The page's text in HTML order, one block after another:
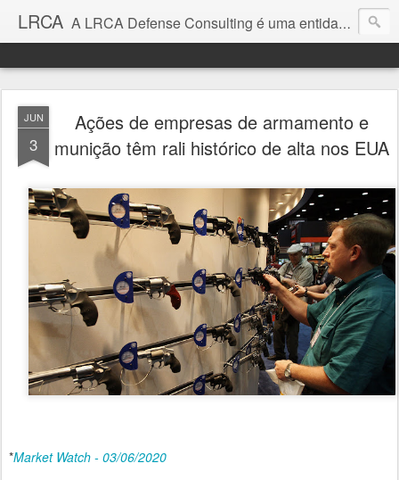
LRCA A LRCA Defense Consulting é uma entidade sem fins lucrativos que se dedica a produzir e divulgar notícias e análises sobre as Empresas de Defesa. Não somos jornalistas e nem este é um blog jornalístico.
JUN
3
Ações de empresas de armamento e
munição têm rali histórico de alta nos EUA
*Market Watch - 03/06/2020